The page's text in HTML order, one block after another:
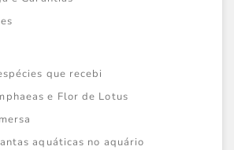
que recebi
e Flor de Lotus
aquáticas no aquário